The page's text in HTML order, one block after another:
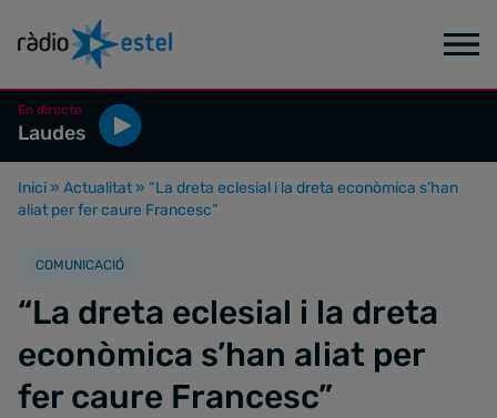
En directe
Laudes
Inici » Actualitat » “La dreta eclesial i la dreta econòmica s’han
aliat per fer caure Francesc”
COMUNICACIÓ
“La dreta eclesial i la dreta
econòmica s’han aliat per
fer caure Francesc”